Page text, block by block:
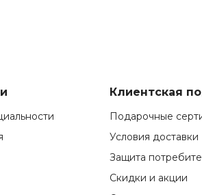
Клиентская
Подарочные
Условия доставки
Защита
Скидки и акции